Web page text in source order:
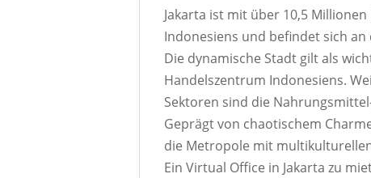
Jakarta ist mit über 10,5
Indonesiens und befindet sich
Die dynamische Stadt gilt als
Handelszentrum Indonesiens.
Sektoren sind die
Geprägt von chaotischem
die Metropole mit
Ein Virtual Office in Jakarta zu